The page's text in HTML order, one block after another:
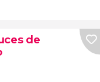
de